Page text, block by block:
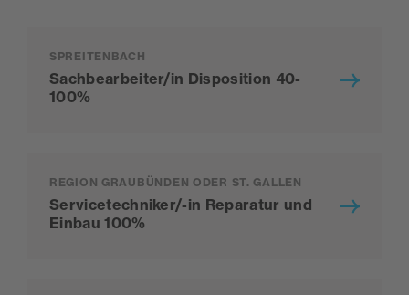
SPREITENBACH
Sachbearbeiter/in Disposition 40-
100%
REGION GRAUBÜNDEN ODER ST. GALLEN
Servicetechniker/-in Reparatur und
Einbau 100%